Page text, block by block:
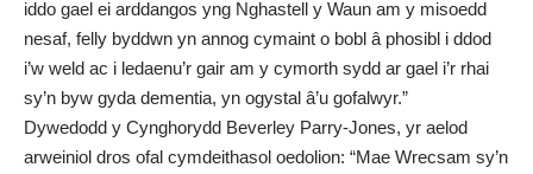
iddo gael ei arddangos yng Nghastell y Waun am y misoedd
nesaf, felly byddwn yn annog cymaint o bobl â phosibl i ddod
i’w weld ac i ledaenu’r gair am y cymorth sydd ar gael i’r rhai
sy’n byw gyda dementia, yn ogystal â’u gofalwyr.”
Dywedodd y Cynghorydd Beverley Parry-Jones, yr aelod
arweiniol dros ofal cymdeithasol oedolion: “Mae Wrecsam sy’n